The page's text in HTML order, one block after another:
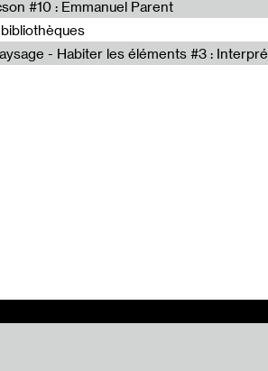
Diffusion à l’occasion de la Nuit
Le Gri-Gri - Pierrick Mouton
Non à l'émigration Clandestine -
Simb Gaïdé ou la danse du faux
#10 : Emmanuel Parent